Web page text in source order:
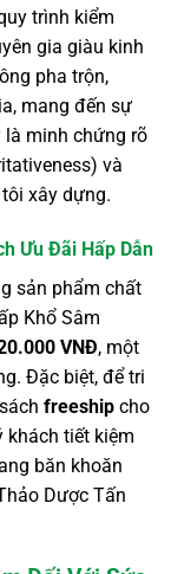
trình kiểm
gia giàu kinh
pha trộn,
mang đến sự
minh chứng rõ
và
xây dựng.
Ưu Đãi Hấp Dẫn
sản phẩm chất
Khổ Sâm
VNĐ, một
Đặc biệt, để tri
freeship cho
khách tiết kiệm
băn khoăn
Dược Tấn